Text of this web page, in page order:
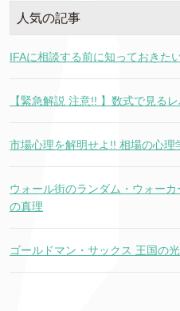
人気の記事
IFAに相談する前に知っておきた
【緊急解説 注意!! 】数式で見る
市場心理を解明せよ!! 相場の心理
ウォール街のランダム・ウォー
の真理
ゴールドマン・サックス 王国の